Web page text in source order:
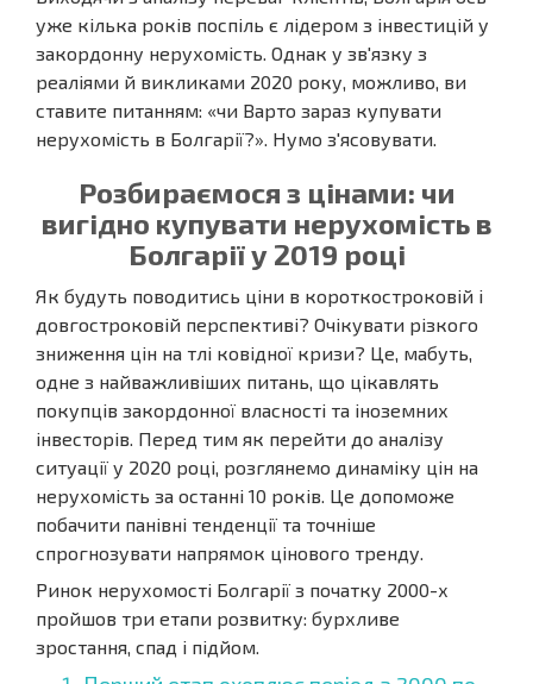
уже кілька років поспіль є лідером з інвестицій у
закордонну нерухомість. Однак у зв'язку з
реаліями й викликами 2020 року, можливо, ви
ставите питанням: «чи Варто зараз купувати
нерухомість в Болгарії?». Нумо з'ясовувати.
Розбираємося з цінами: чи
вигідно купувати нерухомість в
Болгарії у 2019 році
Як будуть поводитись ціни в короткостроковій і
довгостроковій перспективі? Очікувати різкого
зниження цін на тлі ковідної кризи? Це, мабуть,
одне з найважливіших питань, що цікавлять
покупців закордонної власності та іноземних
інвесторів. Перед тим як перейти до аналізу
ситуації у 2020 році, розглянемо динаміку цін на
нерухомість за останні 10 років. Це допоможе
побачити панівні тенденції та точніше
спрогнозувати напрямок цінового тренду.
Ринок нерухомості Болгарії з початку 2000-х
пройшов три етапи розвитку: бурхливе
зростання, спад і підйом.